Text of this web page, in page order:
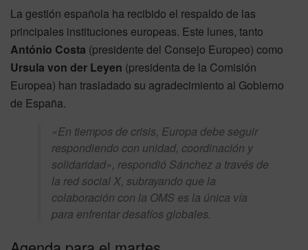
La gestión española ha recibido el respaldo de las
principales instituciones europeas. Este lunes, tanto
António Costa (presidente del Consejo Europeo) como
Ursula von der Leyen (presidenta de la Comisión
Europea) han trasladado su agradecimiento al Gobierno
de España.
«En tiempos de crisis, Europa debe seguir
respondiendo con unidad, coordinación y
solidaridad», respondió Sánchez a través de
la red social X, subrayando que la
colaboración con la OMS es la única vía
para enfrentar desafíos globales.